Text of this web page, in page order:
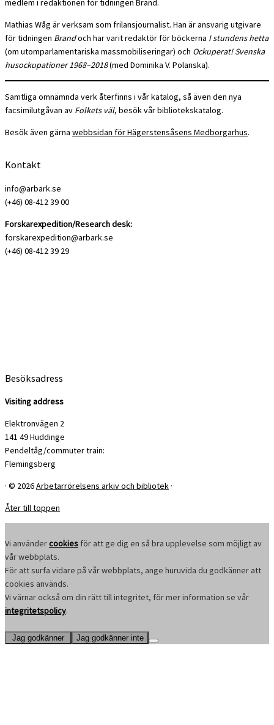
medlem i redaktionen för tidningen Brand.
Mathias Wåg är verksam som frilansjournalist. Han är ansvarig utgivare
för tidningen Brandoch har varit redaktör för böckerna I stundens hetta
(om utomparlamentariska massmobiliseringar) och Ockuperat! Svenska
husockupationer 1968–2018(med Dominika V. Polanska).
Samtliga omnämnda verk återfinns i vår katalog, så även den nya
facsimilutgåvan av Folkets väl, besök vår bibliotekskatalog.
Besök även gärna webbsidan för Hägerstensåsens Medborgarhus.
Kontakt
info@arbark.se
(+46) 08-412 39 00
Forskarexpedition/Research desk:
forskarexpedition@arbark.se
(+46) 08-412 39 29
Besöksadress
Visiting address
Elektronvägen 2
141 49 Huddinge
Pendeltåg/commuter train:
Flemingsberg
· © 2026Arbetarrörelsens arkiv och bibliotek ·
Åter till toppen
Vi användercookies för att ge dig en så bra upplevelse som möjligt av
vår webbplats.
För att surfa vidare på vår webbplats, ange huruvida du godkänner att
cookies används.
Vi värnar också om din rätt till integritet, för mer information se vår
integritetspolicy.
Jag godkänner Jag godkänner inte